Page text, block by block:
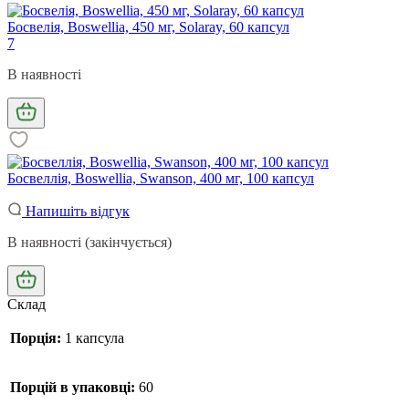
Босвелія, Boswellia, 450 мг, Solaray, 60 капсул
7
В наявності
Босвеллія, Boswellia, Swanson, 400 мг, 100 капсул
Напишіть відгук
В наявності (закінчується)
Склад
Порція: 1 капсула
Порцій в упаковці: 60